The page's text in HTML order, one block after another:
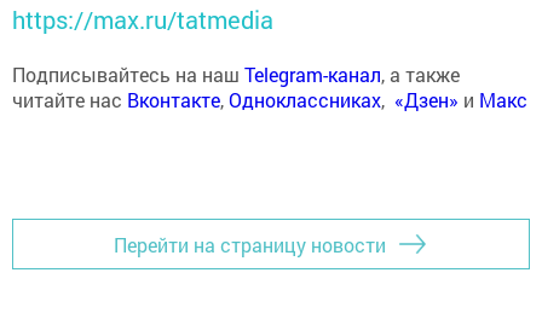
https://max.ru/tatmedia
Подписывайтесь на наш Telegram-канал, а также
читайте нас Вконтакте,Одноклассниках, «Дзен» и Макс
Перейти на страницу новости